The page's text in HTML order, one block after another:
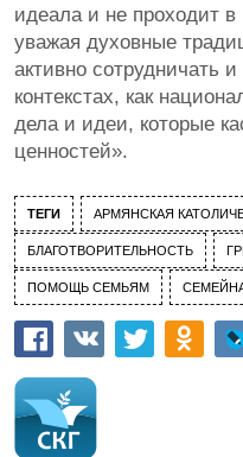
идеала и не проходит
уважая духовные
активно сотрудничать
контекстах, как
дела и идеи, которые
ценностей».
ТЕГИ АРМЯНСКАЯ
БЛАГОТВОРИТЕЛЬНОСТЬ
ПОМОЩЬ СЕМЬЯМ